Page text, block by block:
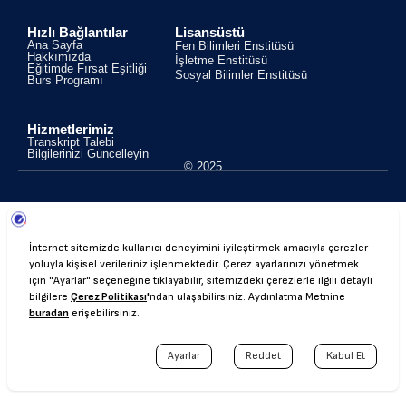
Hızlı Bağlantılar
Ana Sayfa
Hakkımızda
Eğitimde Fırsat Eşitliği
Burs Programı
Lisansüstü
Fen Bilimleri Enstitüsü
İşletme Enstitüsü
Sosyal Bilimler Enstitüsü
Hizmetlerimiz
Transkript Talebi
Bilgilerinizi Güncelleyin
© 2025